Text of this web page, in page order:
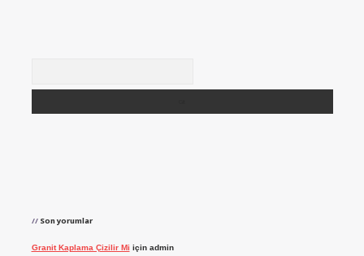
Son yorumlar
Granit Kaplama Çizilir Mi için admin